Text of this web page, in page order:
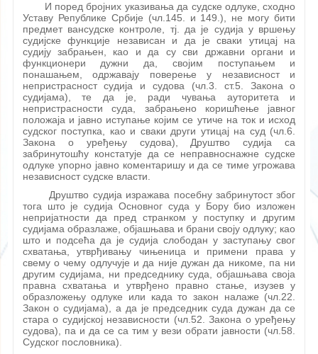
И поред бројних указивања да судске одлуке, сходно
Уставу Републике Србије (чл.145. и 149.), не могу бити
предмет вансудске контроле, тј. да је судија у вршењу
судијске функције независан и да је сваки утицај на
судију забрањен, као и да су сви државни органи и
функционери дужни да, својим поступањем и
понашањем, одржавају поверење у независност и
непристрасност судија и судова (чл.3. ст.5. Закона о
судијама), те да је, ради чувања ауторитета и
непристрасности суда, забрањено коришћење јавног
положаја и јавно иступање којим се утиче на ток и исход
судског поступка, као и сваки други утицај на суд (чл.6.
Закона о уређењу судова), Друштво судија са
забринутошћу констатује да се неправноснажне судске
одлуке упорно јавно коментаришу и да се тиме угрожава
независност судске власти.
Друштво судија изражава посебну забринутост због
тога што је судија Основног суда у Бору био изложен
непријатности да пред странком у поступку и другим
судијама образлаже, објашњава и брани своју одлуку; као
што и подсећа да је судија слободан у заступању свог
схватања, утврђивању чињеница и примени права у
свему о чему одлучује и да није дужан да никоме, па ни
другим судијама, ни председнику суда, објашњава своја
правна схватања и утврђено правно стање, изузев у
образложењу одлуке или када то закон налаже (чл.22.
Закон о судијама), а да је председник суда дужан да се
стара о судијској независности (чл.52. Закона о уређењу
судова), па и да се са тим у вези обрати јавности (чл.58.
Судског пословника).